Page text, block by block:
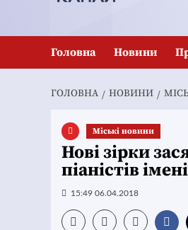
Головна Новини
ГОЛОВНА НОВИНИ
Mіські новини
Нові зірки
піаністів
15:49 06.04.2018